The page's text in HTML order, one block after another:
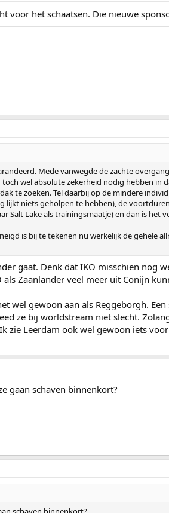
voor het schaatsen. Die nieuwe
Mede vanwegde de zachte
wel absolute zekerheid nodig hebben in
te zoeken. Tel daarbij op de mindere
lijkt niets geholpen te hebben), de
Salt Lake als trainingsmaatje) en dan is het
is bij te tekenen nu werkelijk de gehele
gaat. Denk dat IKO misschien nog
Zaanlander veel meer uit Conijn
wel gewoon aan als Reggeborgh.
ze bij worldstream niet slecht.
zie Leerdam ook wel gewoon iets
gaan schaven binnenkort?